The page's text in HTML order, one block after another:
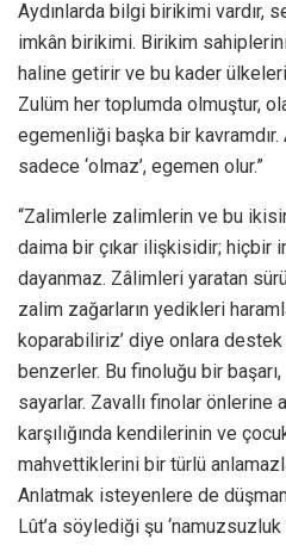
Aydınlarda bilgi birikimi vardır,
imkân birikimi. Birikim
haline getirir ve bu kader
Zulüm her toplumda olmuştur,
egemenliği başka bir
sadece ‘olmaz’, egemen olur.”
“Zalimlerle zalimlerin ve bu
daima bir çıkar ilişkisidir; hiçbir
dayanmaz. Zâlimleri yaratan
zalim zağarların yedikleri
koparabiliriz’ diye onlara
benzerler. Bu finoluğu bir
sayarlar. Zavallı finolar önlerine
karşılığında kendilerinin ve
mahvettiklerini bir türlü
Anlatmak isteyenlere de
Lût’a söylediği şu